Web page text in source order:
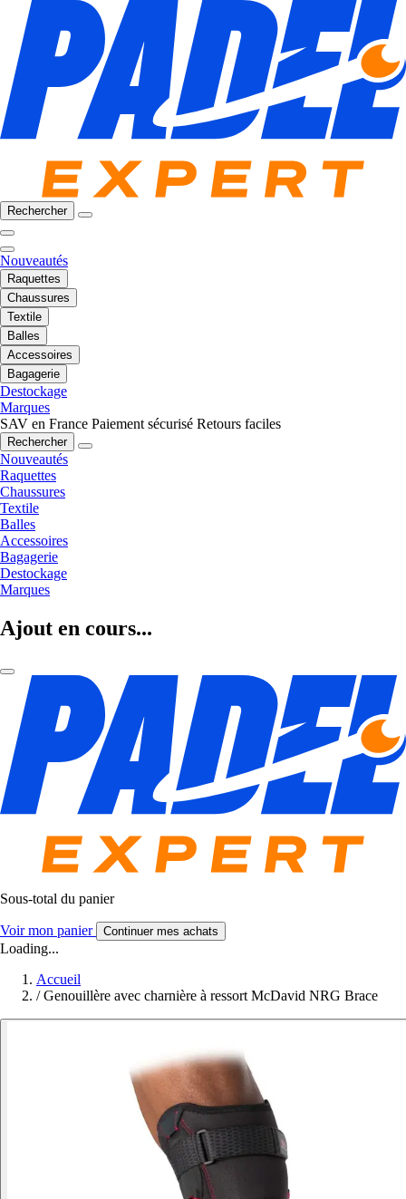
Rechercher
Nouveautés
Raquettes
Chaussures
Textile
Balles
Accessoires
Bagagerie
Destockage
Marques
SAV en France Paiement sécurisé Retours faciles
Rechercher
Nouveautés
Raquettes
Chaussures
Textile
Balles
Accessoires
Bagagerie
Destockage
Marques
Ajout en cours...
Sous-total du panier
Voir mon panier Continuer mes achats
Loading...
Accueil
/ Genouillère avec charnière à ressort McDavid NRG Brace